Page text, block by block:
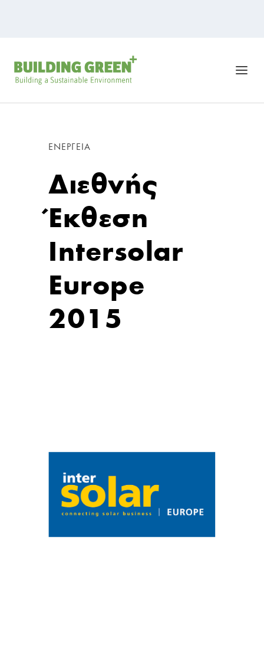
ΕΝΈΡΓΕΙΑ
Διεθνής
Έκθεση
Intersolar
Europe
2015